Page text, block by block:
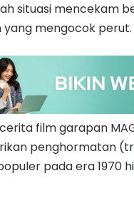
situasi mencekam
mengocok perut.
film garapan
penghormatan
pada era 1970